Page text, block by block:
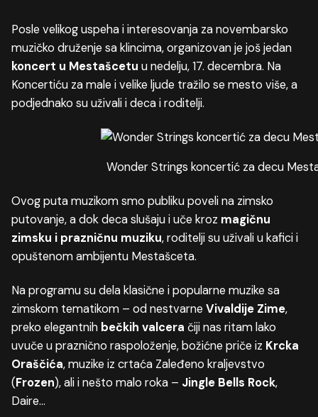
Posle velikog uspeha i interesovanja za novembarsko
muzičko druženje sa klincima, organizovan je još jedan
koncert u Mestašcetu u nedelju, 17. decembra. Na
Koncertiću za male i velike ljude tražilo se mesto više, a
podjednako su uživali i deca i roditelji.
Wonder Strings koncertić za decu
Ovog puta muzikom smo publiku poveli na zimsko
putovanje, a dok deca slušaju i uče kroz magičnu
zimsku i prazničnu muziku, roditelji su uživali u kafici i
opuštenom ambijentu Mestašceta.
Na programu su dela klasične i popularne muzike sa
zimskom tematikom – od nestvarne Vivaldije Zime,
preko elegantnih bečkih valcera čiji nas ritam lako
uvuče u praznično raspoloženje, božićne priče iz Krcka
Oraščića, muzike iz crtaća Zaleđeno kraljevstvo
(Frozen), ali i nešto malo roka – Jingle Bells Rock,
Daire…